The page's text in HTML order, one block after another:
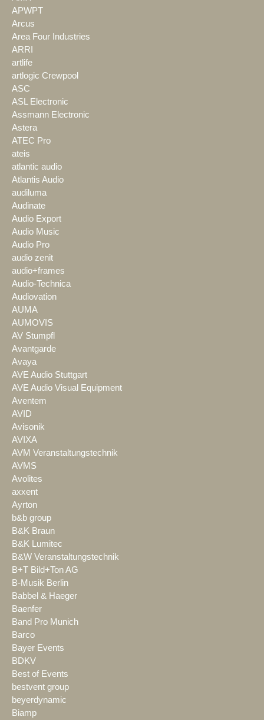
APWPT
Arcus
Area Four Industries
ARRI
artlife
artlogic Crewpool
ASC
ASL Electronic
Assmann Electronic
Astera
ATEC Pro
ateis
atlantic audio
Atlantis Audio
audiluma
Audinate
Audio Export
Audio Music
Audio Pro
audio zenit
audio+frames
Audio-Technica
Audiovation
AUMA
AUMOVIS
AV Stumpfl
Avantgarde
Avaya
AVE Audio Stuttgart
AVE Audio Visual Equipment
Aventem
AVID
Avisonik
AVIXA
AVM Veranstaltungstechnik
AVMS
Avolites
axxent
Ayrton
b&b group
B&K Braun
B&K Lumitec
B&W Veranstaltungstechnik
B+T Bild+Ton AG
B-Musik Berlin
Babbel & Haeger
Baenfer
Band Pro Munich
Barco
Bayer Events
BDKV
Best of Events
bestvent group
beyerdynamic
Biamp